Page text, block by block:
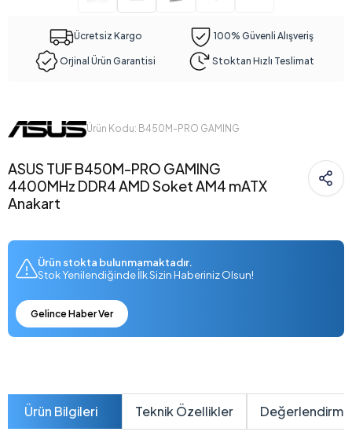
Ücretsiz Kargo 100% Güvenli Alışveriş
Orjinal Ürün Garantisi Stoktan Hızlı Teslimat
Ürün Kodu: B450M-PRO GAMING
ASUS TUF B450M-PRO GAMING
4400MHz DDR4 AMD Soket AM4 mATX
Anakart
Ürün stokta bulunmamaktadır.
Stok Yenilendiğinde İlk Sizin Haberiniz Olsun!
Gelince Haber Ver
Ürün Bilgileri Teknik Özellikler